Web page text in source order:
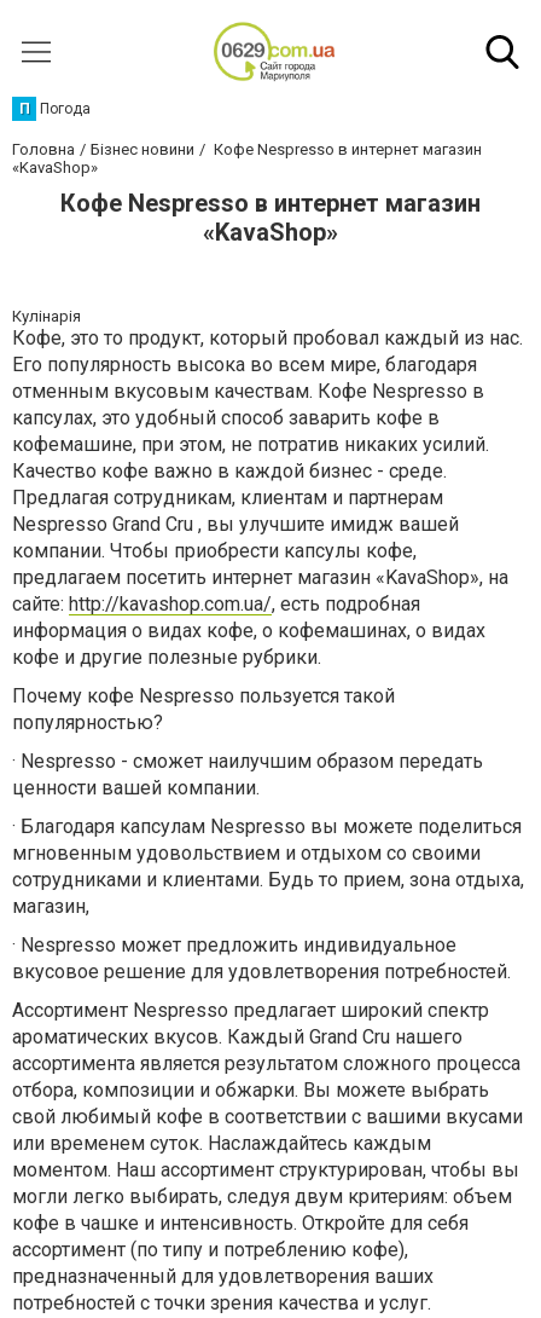
П Погода
Головна Бізнес новини
Кофе Nespresso в интернет магазин
«KavaShop»
Кофе Nespresso в интернет магазин
«KavaShop»
Кулінарія
Кофе, это то продукт, который пробовал каждый из нас.
Его популярность высока во всем мире, благодаря
отменным вкусовым качествам. Кофе Nespresso в
капсулах, это удобный способ заварить кофе в
кофемашине, при этом, не потратив никаких усилий.
Качество кофе важно в каждой бизнес - среде.
Предлагая сотрудникам, клиентам и партнерам
Nespresso Grand Cru , вы улучшите имидж вашей
компании. Чтобы приобрести капсулы кофе,
предлагаем посетить интернет магазин «KavaShop», на
сайте: http://kavashop.com.ua/, есть подробная
информация о видах кофе, о кофемашинах, о видах
кофе и другие полезные рубрики.
Почему кофе Nespresso пользуется такой
популярностью?
· Nespresso - сможет наилучшим образом передать
ценности вашей компании.
· Благодаря капсулам Nespresso вы можете поделиться
мгновенным удовольствием и отдыхом со своими
сотрудниками и клиентами. Будь то прием, зона отдыха,
магазин,
· Nespresso может предложить индивидуальное
вкусовое решение для удовлетворения потребностей.
Ассортимент Nespresso предлагает широкий спектр
ароматических вкусов. Каждый Grand Cru нашего
ассортимента является результатом сложного процесса
отбора, композиции и обжарки. Вы можете выбрать
свой любимый кофе в соответствии с вашими вкусами
или временем суток. Наслаждайтесь каждым
моментом. Наш ассортимент структурирован, чтобы вы
могли легко выбирать, следуя двум критериям: объем
кофе в чашке и интенсивность. Откройте для себя
ассортимент (по типу и потреблению кофе),
предназначенный для удовлетворения ваших
потребностей с точки зрения качества и услуг.